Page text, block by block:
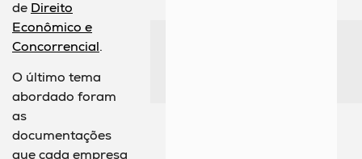
de Direito
Econômico e
Concorrencial.
O último tema
abordado foram
as
documentações
que cada empresa